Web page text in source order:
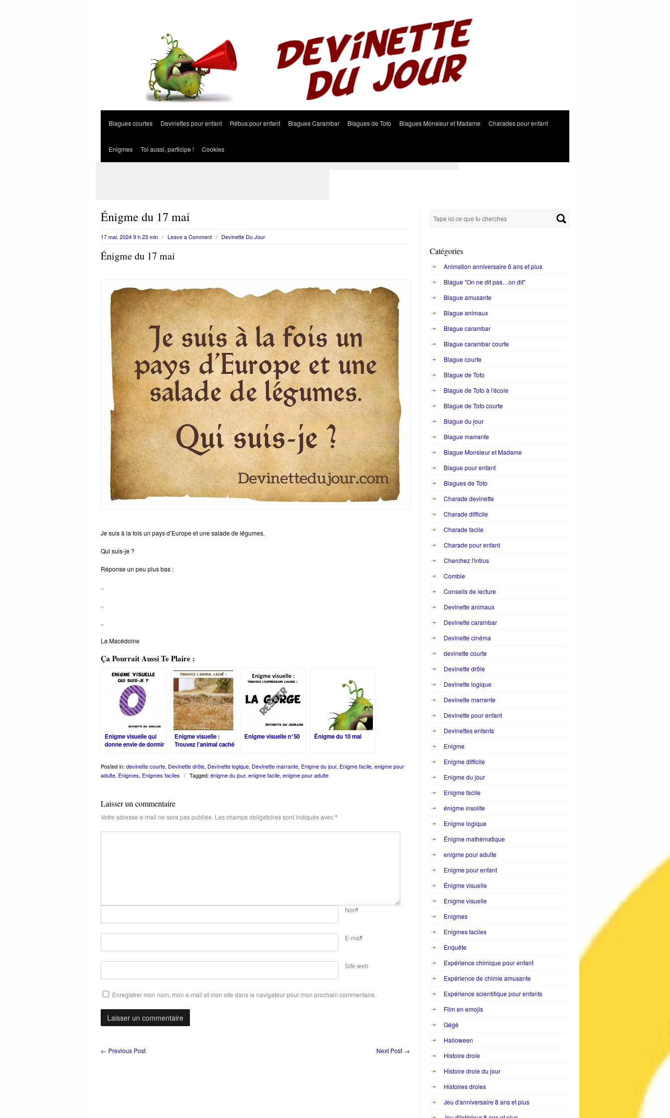
Blagues courtes Devinettes pour enfant Rébus pour enfant Blagues Carambar Blagues de Toto Blagues Monsieur et Madame Charades pour enfant
Enigmes Toi aussi, participe ! Cookies
Énigme du 17 mai
17 mai, 2024 9 h 23 min / Leave a Comment / Devinette Du Jour
Énigme du 17 mai
Je suis à la fois un pays d’Europe et une salade de légumes.
Qui suis-je ?
Réponse un peu plus bas :
..
..
..
La Macédoine
Ça Pourrait Aussi Te Plaire :
Enigme visuelle qui
donne envie de dormir
Enigme visuelle :
Trouvez l’animal caché
Enigme visuelle n°50 Énigme du 10 mai
Posted in: devinette courte, Devinette drôle, Devinette logique, Devinette marrante, Enigme du jour, Enigme facile,enigme pour
adulte, Enigmes, Enigmes faciles / Tagged: énigme du jour,enigme facile,enigme pour adulte
Laisser un commentaire
Votre adresse e-mail ne sera pas publiée. Les champs obligatoires sont indiqués avec*
Nom*
E-mail
*
Site web
Enregistrer mon nom, mon e-mail et mon site dans le navigateur pour mon prochain commentaire.
← Previous Post Next Post →
Catégories
Animation anniversaire 6 ans et plus
Blague "On ne dit pas…on dit"
Blague amusante
Blague animaux
Blague carambar
Blague carambar courte
Blague courte
Blague de Toto
Blague de Toto à l'école
Blague de Toto courte
Blague du jour
Blague marrante
Blague Monsieur et Madame
Blague pour enfant
Blagues de Toto
Charade devinette
Charade difficile
Charade facile
Charade pour enfant
Cherchez l'intrus
Comble
Conseils de lecture
Devinette animaux
Devinette carambar
Devinette cinéma
devinette courte
Devinette drôle
Devinette logique
Devinette marrante
Devinette pour enfant
Devinettes enfants
Enigme
Enigme difficile
Enigme du jour
Enigme facile
énigme insolite
Enigme logique
Énigme mathématique
enigme pour adulte
Enigme pour enfant
Énigme visuelle
Enigme visuelle
Enigmes
Enigmes faciles
Enquête
Expérience chimique pour enfant
Expérience de chimie amusante
Expérience scientifique pour enfants
Film en emojis
Gégé
Halloween
Histoire drole
Histoire drole du jour
Histoires droles
Jeu d'anniversaire 8 ans et plus